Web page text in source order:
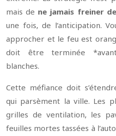
mais de ne jamais freiner
une fois, de l’anticipation.
approcher et le feu est
doit être terminée
blanches.
Cette méfiance doit
qui parsèment la ville. Les
grilles de ventilation, les
feuilles mortes tassées à